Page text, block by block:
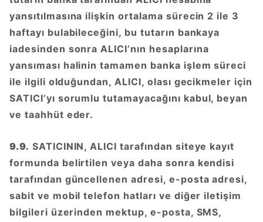
yansıtılmasına ilişkin ortalama sürecin 2 ile 3
haftayı bulabileceğini, bu tutarın bankaya
iadesinden sonra ALICI’nın hesaplarına
yansıması halinin tamamen banka işlem süreci
ile ilgili olduğundan, ALICI, olası gecikmeler için
SATICI’yı sorumlu tutamayacağını kabul, beyan
ve taahhüt eder.
9.9. SATICININ, ALICI tarafından siteye kayıt
formunda belirtilen veya daha sonra kendisi
tarafından güncellenen adresi, e-posta adresi,
sabit ve mobil telefon hatları ve diğer iletişim
bilgileri üzerinden mektup, e-posta, SMS,